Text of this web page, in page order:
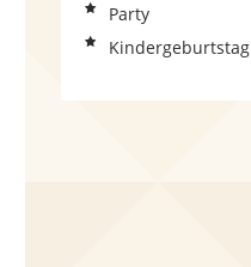
Party
Kindergeburtstag